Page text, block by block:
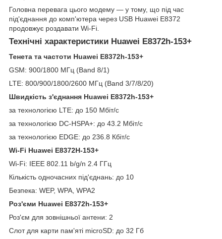
Головна перевага цього модему — у тому, що під час
під'єднання до комп'ютера через USB Huawei E8372
продовжує роздавати Wi-Fi.
Технічні характеристики Huawei E8372h-153+
Тенета та частоти Huawei E8372h-153+
GSM: 900/1800 МГц (Band 8/1)
LTE: 800/900/1800/2600 МГц (Band 3/7/8/20)
Швидкість з'єднання Huawei E8372h-153+
за технологією LTE: до 150 Мбіт/с
за технологією DC-HSPA+: до 43.2 Мбіт/с
за технологією EDGE: до 236.8 Кбіт/с
Wi-Fi Huawei E8372H-153+
Wi-Fi: IEEE 802.11 b/g/n 2.4 ГГц
Кількість одночасних під'єднань: до 10
Безпека: WEP, WPA, WPA2
Роз'єми Huawei E8372h-153+
Роз'єм для зовнішньої антени: 2
Слот для карти пам'яті microSD: до 32 Гб